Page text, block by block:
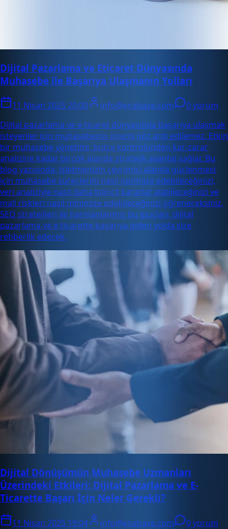
Dijital Pazarlama ve Eticaret Dünyasında
Muhasebe ile Başarıya Ulaşmanın Yolları
11 Nisan 2025 20:00 info@enabase.com
0 yorum
Dijital pazarlama ve e-ticaret dünyasında başarıya ulaşmak
isteyenler için muhasebenin önemi göz ardı edilemez. Etkin
bir muhasebe yönetimi, bütçe kontrolünden kar-zarar
analizine kadar birçok alanda stratejik avantaj sağlar. Bu
blog yazısında, işletmenizin çevrimiçi alanda güçlenmesi
için muhasebe süreçlerini nasıl optimize edebileceğinizi,
veri analiziyle nasıl daha bilinçli kararlar alabileceğinizi ve
mali riskleri nasıl minimize edebileceğinizi öğreneceksiniz.
SEO stratejileri ile harmanlanmış bu ipuçları, dijital
pazarlama ve e-ticarette başarıya giden yolda size
rehberlik edecek.
Dijital Dönüşümün Muhasebe Uzmanları
Üzerindeki Etkileri: Dijital Pazarlama ve E-
Ticarette Başarı İçin Neler Gerekli?
11 Nisan 2025 19:04 info@enabase.com
0 yorum